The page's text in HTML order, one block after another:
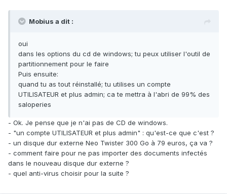
Mobius a dit :
oui
dans les options du cd de windows; tu peux utiliser l'outil de
partitionnement pour le faire
Puis ensuite:
quand tu as tout réinstallé; tu utilises un compte
UTILISATEUR et plus admin; ca te mettra à l'abri de 99% des
saloperies
- Ok. Je pense que je n'ai pas de CD de windows.
- "un compte UTILISATEUR et plus admin" : qu'est-ce que c'est ?
- un disque dur externe Neo Twister 300 Go à 79 euros, ça va ?
- comment faire pour ne pas importer des documents infectés
dans le nouveau disque dur externe ?
- quel anti-virus choisir pour la suite ?